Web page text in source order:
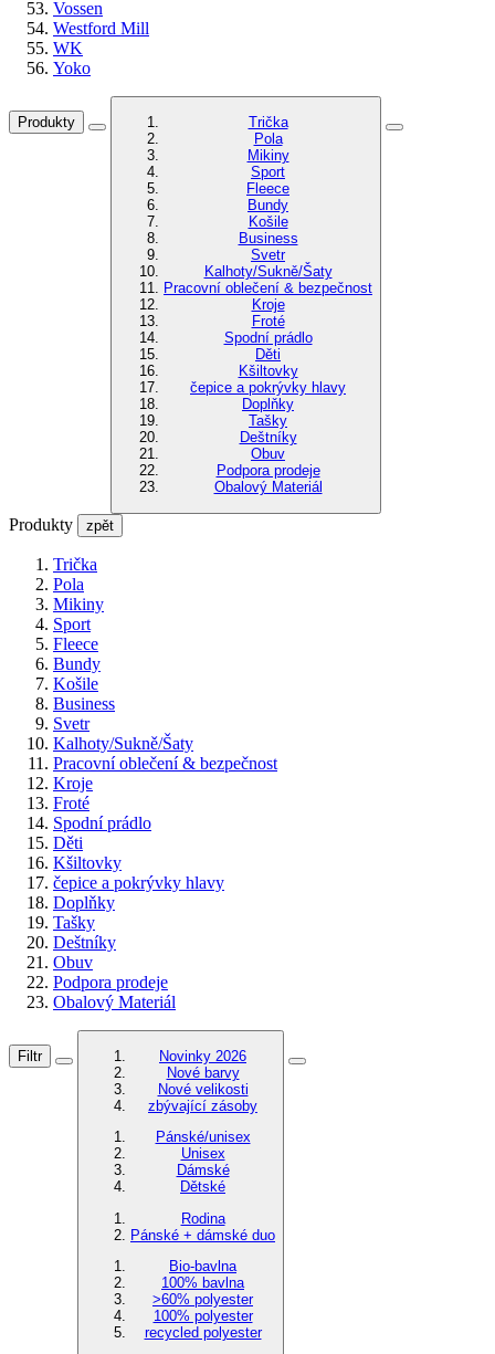
Vossen
Westford Mill
WK
Yoko
Produkty
Trička
Pola
Mikiny
Sport
Fleece
Bundy
Košile
Business
Svetr
Kalhoty/Sukně/Šaty
Pracovní oblečení & bezpečnost
Kroje
Froté
Spodní prádlo
Děti
Kšiltovky
čepice a pokrývky hlavy
Doplňky
Tašky
Deštníky
Obuv
Podpora prodeje
Obalový Materiál
Produkty zpět
Trička
Pola
Mikiny
Sport
Fleece
Bundy
Košile
Business
Svetr
Kalhoty/Sukně/Šaty
Pracovní oblečení & bezpečnost
Kroje
Froté
Spodní prádlo
Děti
Kšiltovky
čepice a pokrývky hlavy
Doplňky
Tašky
Deštníky
Obuv
Podpora prodeje
Obalový Materiál
Filtr
Novinky 2026
Nové barvy
Nové velikosti
zbývající zásoby
Pánské/unisex
Unisex
Dámské
Dětské
Rodina
Pánské + dámské duo
Bio-bavlna
100% bavlna
>60% polyester
100% polyester
recycled polyester